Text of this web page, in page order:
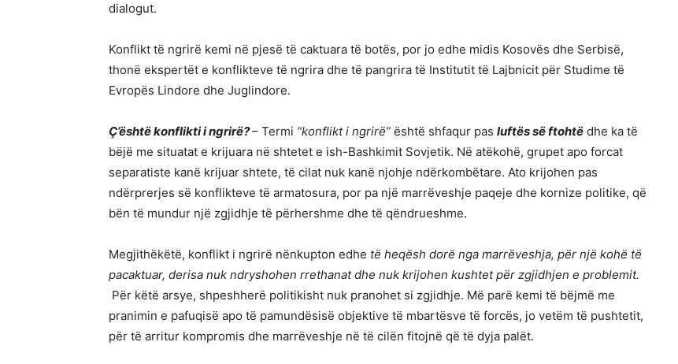
dialogut.
Konflikt të ngrirë kemi në pjesë të caktuara të botës, por jo edhe midis Kosovës dhe Serbisë,
thonë ekspertët e konflikteve të ngrira dhe të pangrira të Institutit të Lajbnicit për Studime të
Evropës Lindore dhe Juglindore.
Ç’është konflikti i ngrirë?– Termi “konflikt i ngrirë” është shfaqur pas luftës së ftohtë dhe ka të
bëjë me situatat e krijuara në shtetet e ish-Bashkimit Sovjetik. Në atëkohë, grupet apo forcat
separatiste kanë krijuar shtete, të cilat nuk kanë njohje ndërkombëtare. Ato krijohen pas
ndërprerjes së konflikteve të armatosura, por pa një marrëveshje paqeje dhe kornize politike, që
bën të mundur një zgjidhje të përhershme dhe të qëndrueshme.
Megjithëkëtë, konflikt i ngrirë nënkupton edhe të heqësh dorë nga marrëveshja, për një kohë të
pacaktuar, derisa nuk ndryshohen rrethanat dhe nuk krijohen kushtet për zgjidhjen e problemit.
Për këtë arsye, shpeshherë politikisht nuk pranohet si zgjidhje. Më parë kemi të bëjmë me
pranimin e pafuqisë apo të pamundësisë objektive të mbartësve të forcës, jo vetëm të pushtetit,
për të arritur kompromis dhe marrëveshje në të cilën fitojnë që të dyja palët.